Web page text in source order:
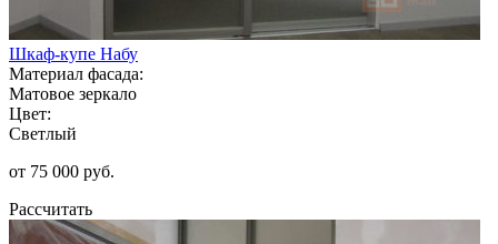
Шкаф-купе Набу
Материал фасада:
Матовое зеркало
Цвет:
Светлый
от 75 000 руб.
Рассчитать